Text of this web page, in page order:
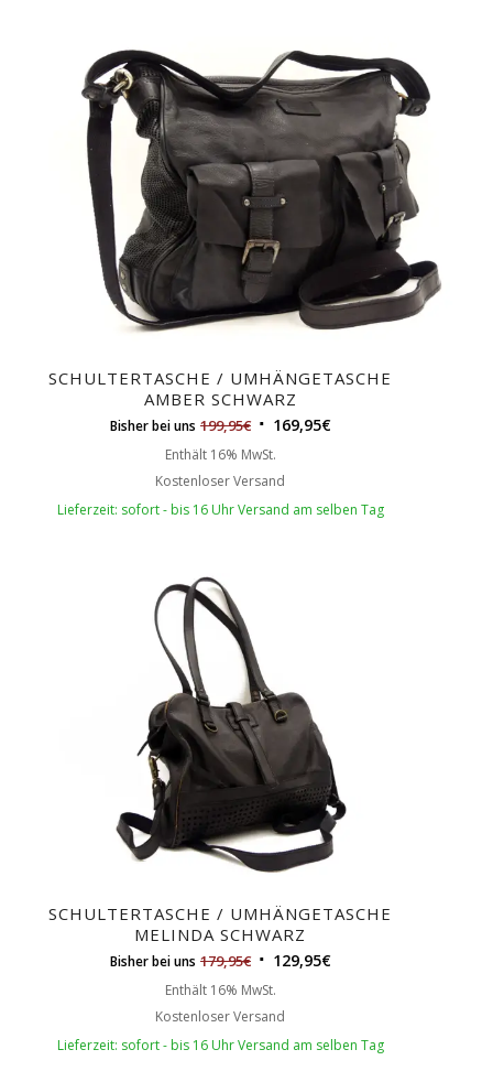
SCHULTERTASCHE / UMHÄNGETASCHE
AMBER SCHWARZ
Bisher bei uns 199,95€ 169,95€
Enthält 16% MwSt.
Kostenloser Versand
Lieferzeit: sofort - bis 16 Uhr Versand am selben Tag
SCHULTERTASCHE / UMHÄNGETASCHE
MELINDA SCHWARZ
Bisher bei uns 179,95€ 129,95€
Enthält 16% MwSt.
Kostenloser Versand
Lieferzeit: sofort - bis 16 Uhr Versand am selben Tag